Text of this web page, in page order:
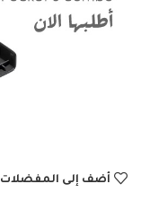
أضف إلى المفضلات